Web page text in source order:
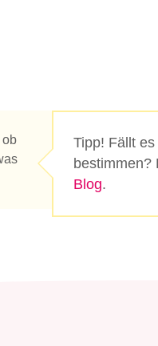
ob
Tipp! Fällt
bestimmen?
Blog.